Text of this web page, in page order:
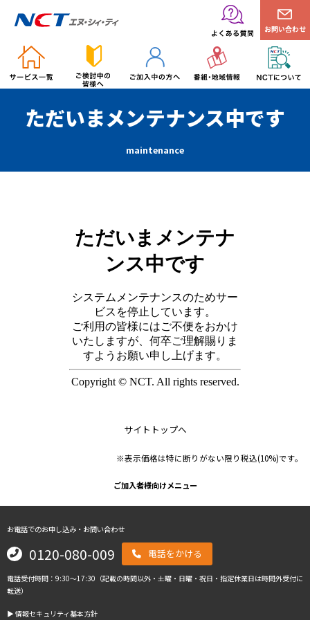
お問い合わせ
ただいまメンテナンス中です
maintenance
サイトトップへ
※表示価格は特に断りがない限り税込(10%)です。
ご加入者様向けメニュー
お電話でのお申し込み・お問い合わせ
0120-080-009 電話をかける
電話受付時間：9:30～17:30（記載の時間以外・土曜・日曜・祝日・指定休業日は時間外受付に
転送）
▶︎ 情報セキュリティ基本方針